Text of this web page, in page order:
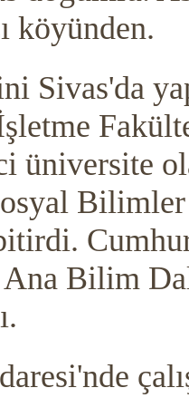
köyünden.
Sivas'da
üniversite
Bilim